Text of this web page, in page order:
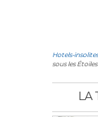
Hotels-
sous les Étoiles
LA